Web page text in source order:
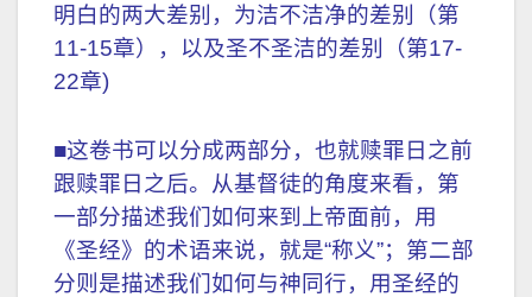
明白的两大差别，为洁不洁净的差别（第
11-15章），以及圣不圣洁的差别（第17-
22章)
■这卷书可以分成两部分，也就赎罪日之前
跟赎罪日之后。从基督徒的角度来看，第
一部分描述我们如何来到上帝面前，用
《圣经》的术语来说，就是“称义”；第二部
分则是描述我们如何与神同行，用圣经的